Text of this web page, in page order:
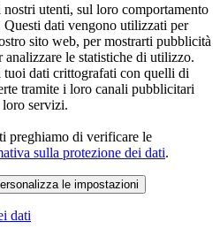
utenti, sul loro comportamento
dati vengono utilizzati per
sito web, per mostrarti pubblicità
analizzare le statistiche di utilizzo.
dati crittografati con quelli di
tramite i loro canali pubblicitari
servizi.
preghiamo di verificare le
sulla protezione dei dati.
le impostazioni
dati